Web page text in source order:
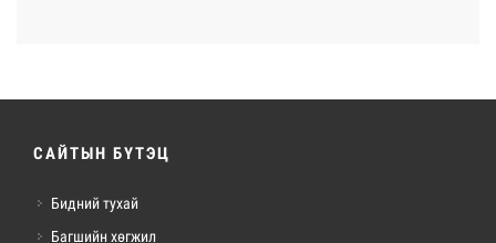
САЙТЫН БҮТЭЦ
Бидний тухай
Багшийн хөгжил